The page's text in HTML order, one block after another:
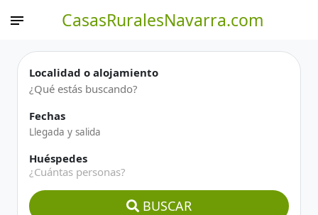
CasasRuralesNavarra.com
Localidad o alojamiento
Fechas
Huéspedes
¿Cuántas personas?
BUSCAR